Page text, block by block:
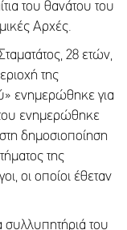
του θανάτου του
Αρχές.
28 ετών,
της
ενημερώθηκε για
ενημερώθηκε
δημοσιοποίηση
της
οι οποίοι έθεταν
συλλυπητήριά του